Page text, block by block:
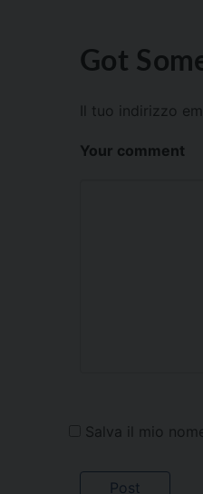
Got
Il tuo indirizzo
Your comment
Salva il mio